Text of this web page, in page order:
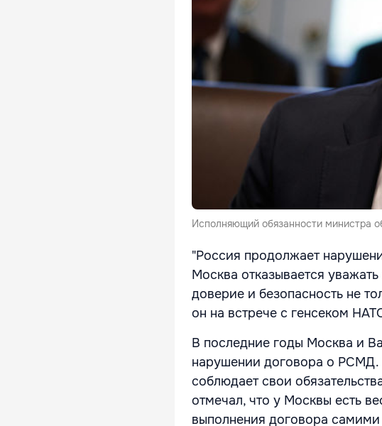
Исполняющий обязанности министра
"Россия продолжает
Москва отказывается
доверие и безопасность не
он на встрече с генсеком
В последние годы Москва и
нарушении договора о РСМД.
соблюдает свои
отмечал, что у Москвы есть
выполнения договора